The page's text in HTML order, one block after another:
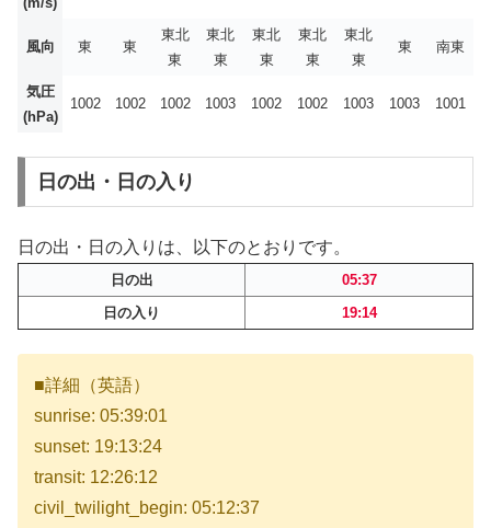
風向 東 東
東北
東
東北
東
東北
東
東北
東
東北
東
東 南東
気圧
(hPa)
1002 1002 1002 1003 1002 1002 1003 1003 1001
日の出・日の入り
日の出・日の入りは、以下のとおりです。
日の出
05:37
日の入り
19:14
■詳細（英語）
sunrise: 05:39:01
sunset: 19:13:24
transit: 12:26:12
civil_twilight_begin: 05:12:37